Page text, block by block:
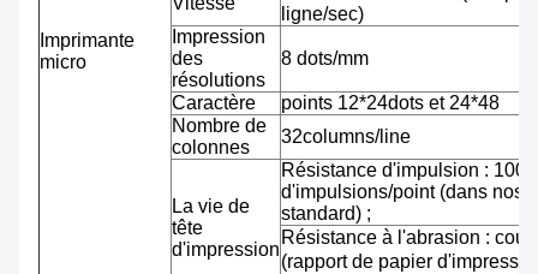
Imprimante
micro
ligne/sec)
Impression
des
résolutions
8 dots/mm
Caractère
points 12*24dots et 24*48
Nombre de
colonnes
32columns/line
La vie de
tête
d'impression
Résistance d'impulsion : 100
d'impulsions/point (dans nos
standard) ;
Résistance à l'abrasion :
(rapport de papier